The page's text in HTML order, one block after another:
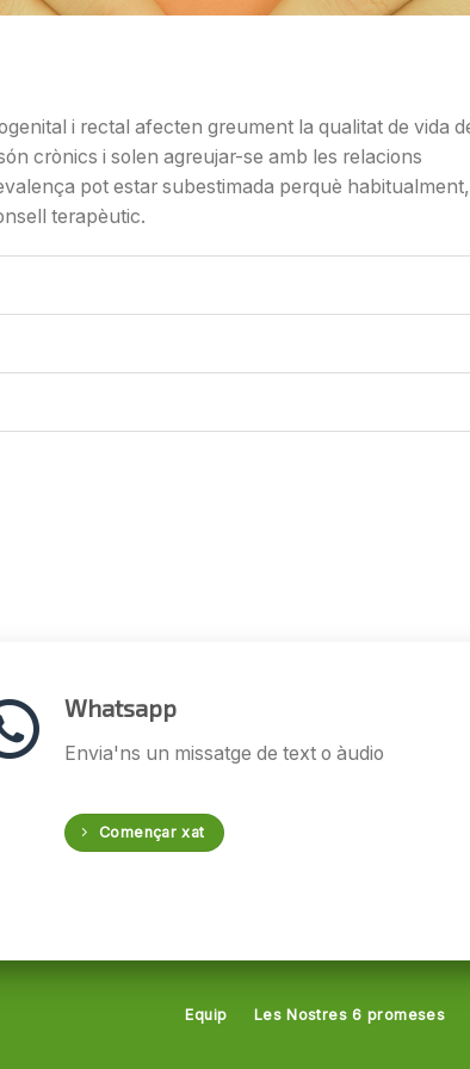
i rectal afecten greument la qualitat de vida
crònics i solen agreujar-se amb les relacions
pot estar subestimada perquè habitualment,
terapèutic.
Whatsapp
Envia'ns un missatge de text o àudio
Començar xat
Equip Les Nostres 6 promeses